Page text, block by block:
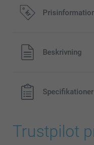
Alla priser är i svenska
exklusive porto.
Beskrivning
Specifikationer
Trustpilot